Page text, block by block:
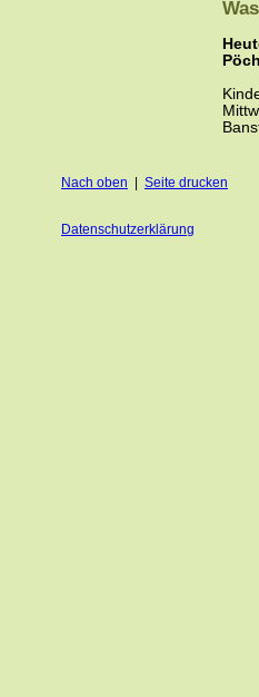
Nach oben Seite drucken
Datenschutzerklärung